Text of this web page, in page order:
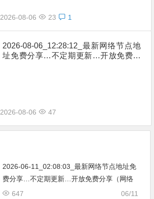
2026-08-06 23 1
2026-08-06_12:28:12_最新网络节点地
址免费分享…不定期更新…开放免费分
2026-08-06 47
2026-06-11_02:08:03_最新网络节点地址免
费分享…不定期更新…开放免费分享（网络
免费节点香港|日本|韩国|新加坡|台湾|马来西
06/11
647